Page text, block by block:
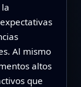
Al mismo
altos
que